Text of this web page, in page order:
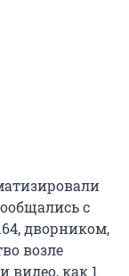
с
дворником,
возле
видео, как 1